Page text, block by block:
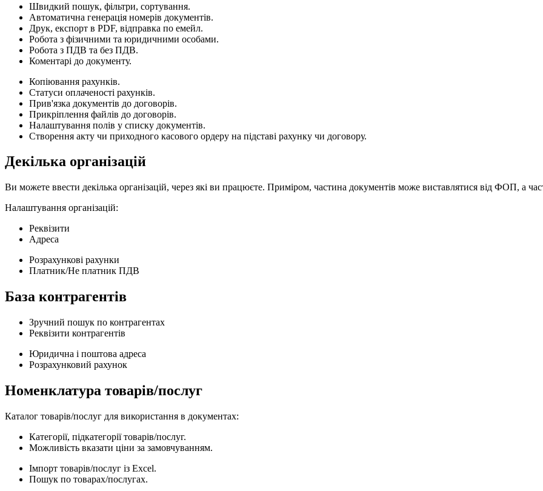
Швидкий пошук, фільтри, сортування.
Автоматична генерація номерів документів.
Друк, експорт в PDF, відправка по емейл.
Робота з фізичними та юридичними особами.
Робота з ПДВ та без ПДВ.
Коментарі до документу.
Копіювання рахунків.
Статуси оплаченості рахунків.
Прив'язка документів до договорів.
Прикріплення файлів до договорів.
Налаштування полів у списку документів.
Створення акту чи приходного касового ордеру на підставі рахунку чи договору.
Декілька організацій
Ви можете ввести декілька організацій, через які ви працюєте. Приміром, частина документів може виставлятися від ФОП, а
Налаштування організацій:
Реквізити
Адреса
Розрахункові рахунки
Платник/Не платник ПДВ
База контрагентів
Зручний пошук по контрагентах
Реквізити контрагентів
Юридична і поштова адреса
Розрахунковий рахунок
Номенклатура товарів/послуг
Каталог товарів/послуг для використання в документах:
Категорії, підкатегорії товарів/послуг.
Можливість вказати ціни за замовчуванням.
Імпорт товарів/послуг із Excel.
Пошук по товарах/послугах.